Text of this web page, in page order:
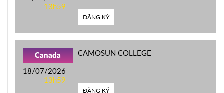
13h59
ĐĂNG KÝ
Canada
18/07/2026
13h59
CAMOSUN COLLEGE
ĐĂNG KÝ